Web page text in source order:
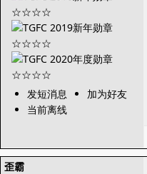
发短消息
加为好友
当前离线
歪霸